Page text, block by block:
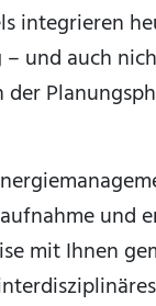
integrieren
und auch
und
mit Ihnen